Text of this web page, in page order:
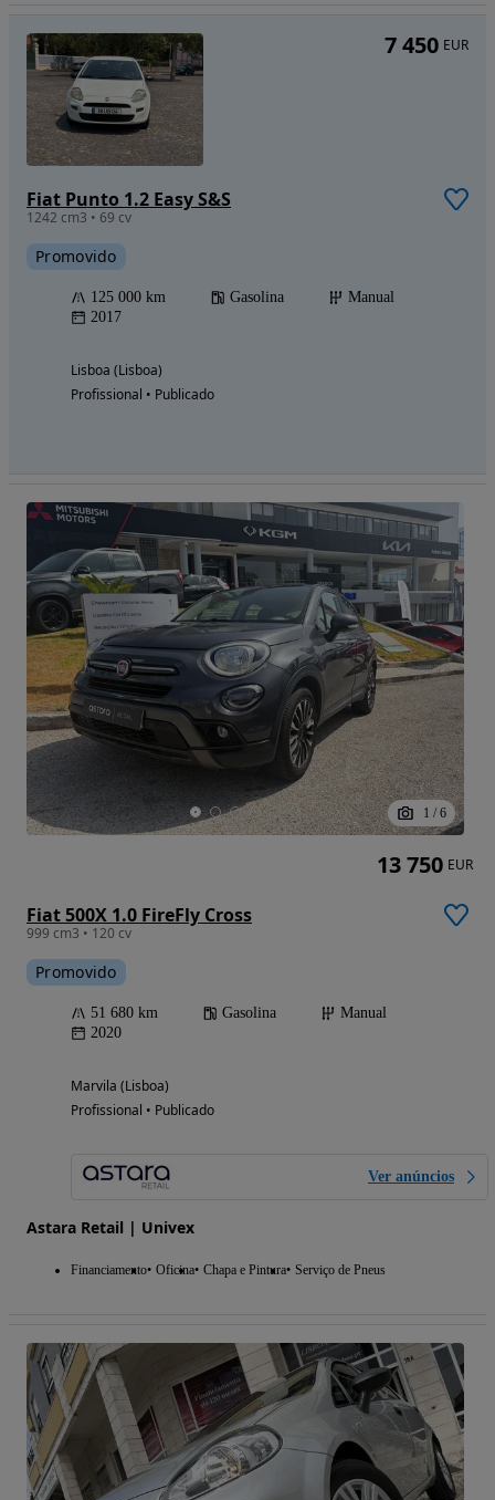
Fiat Punto 1.2 Easy S&S
1242 cm3 • 69 cv
Promovido
125 000 km Gasolina
Manual
2017
Lisboa (Lisboa)
Profissional • Publicado
7 450 EUR
1 / 6
Fiat 500X 1.0 FireFly Cross
999 cm3 • 120 cv
Promovido
51 680 km Gasolina
Manual
2020
Marvila (Lisboa)
Profissional • Publicado
Ver anúncios
Astara Retail | Univex
Financiamento Oficina Chapa e Pintura Serviço de Pneus
13 750 EUR